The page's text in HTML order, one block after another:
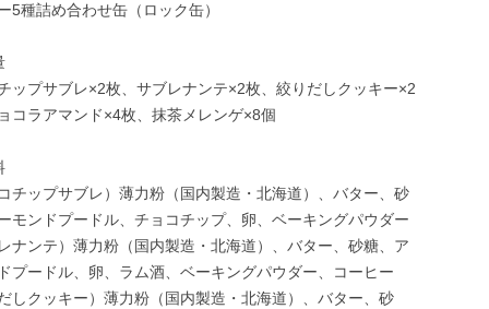
5種詰め合わせ缶（ロック缶）
ップサブレ×2枚、サブレナンテ×2枚、絞りだしクッキー×2
コラアマンド×4枚、抹茶メレンゲ×8個
チップサブレ）薄力粉（国内製造・北海道）、バター、砂
モンドプードル、チョコチップ、卵、ベーキングパウダー
ナンテ）薄力粉（国内製造・北海道）、バター、砂糖、ア
プードル、卵、ラム酒、ベーキングパウダー、コーヒー
しクッキー）薄力粉（国内製造・北海道）、バター、砂